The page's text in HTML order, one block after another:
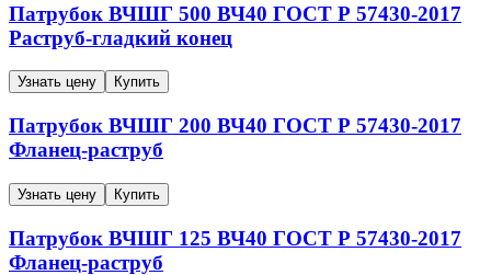
Патрубок ВЧШГ 500 ВЧ40 ГОСТ Р 57430-2017
Раструб-гладкий конец
Узнать цену Купить
Патрубок ВЧШГ 200 ВЧ40 ГОСТ Р 57430-2017
Фланец-раструб
Узнать цену Купить
Патрубок ВЧШГ 125 ВЧ40 ГОСТ Р 57430-2017
Фланец-раструб